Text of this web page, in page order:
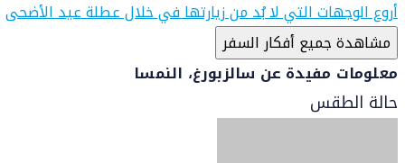
أروع الوجهات التي لا بُد من زيارتها في خلال عطلة عيد الأضحى
مشاهدة جميع أفكار السفر
معلومات مفيدة عن سالزبورغ، النمسا
حالة الطقس